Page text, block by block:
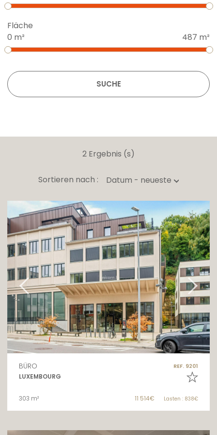
Fläche
0 m²
487 m²
SUCHE
2 Ergebnis (s)
Sortieren nach : Datum - neueste
BÜRO REF. 9201
LUXEMBOURG
303 m² 11 514€ Lasten : 838€